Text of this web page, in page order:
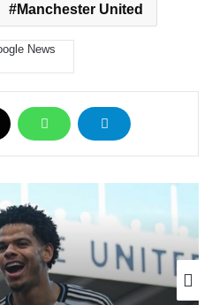
Manchester United